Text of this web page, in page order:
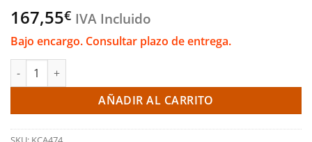
167,55€ IVA Incluido
Bajo encargo. Consultar plazo de entrega.
Kit de silentblock trasero interior del brazo de control
AÑADIR AL CARRITO